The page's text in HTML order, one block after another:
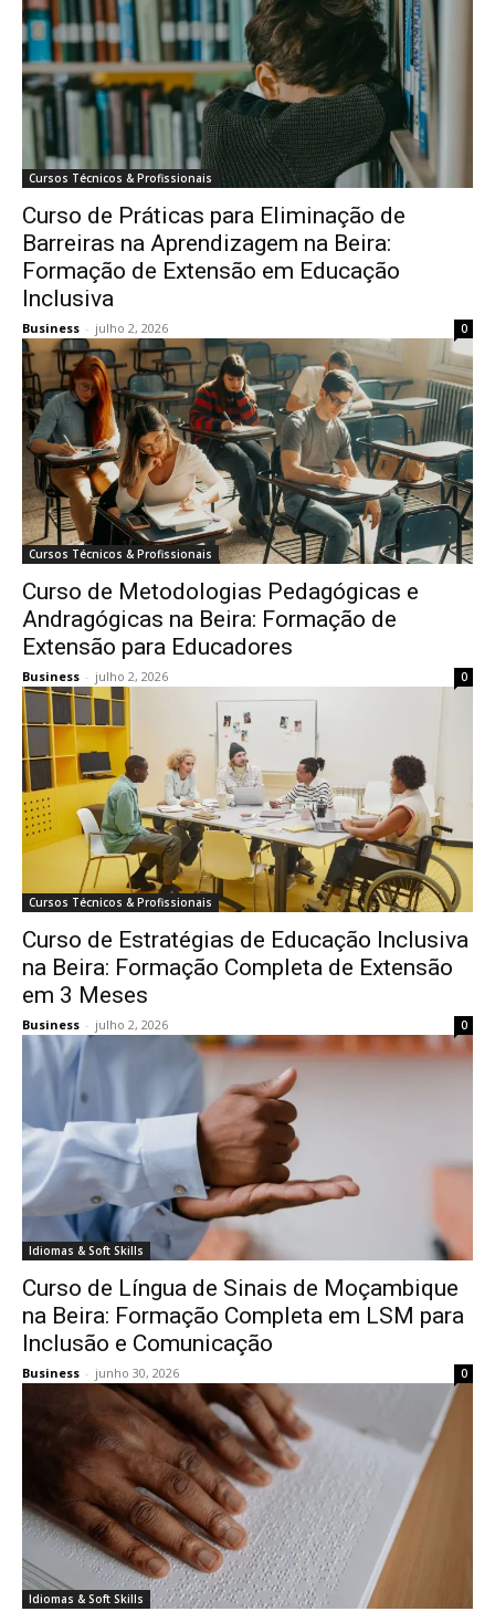
Cursos Técnicos & Profissionais
Curso de Práticas para Eliminação de
Barreiras na Aprendizagem na Beira:
Formação de Extensão em Educação
Inclusiva
Business - julho 2, 2026 0
Cursos Técnicos & Profissionais
Curso de Metodologias Pedagógicas e
Andragógicas na Beira: Formação de
Extensão para Educadores
Business - julho 2, 2026 0
Cursos Técnicos & Profissionais
Curso de Estratégias de Educação Inclusiva
na Beira: Formação Completa de Extensão
em 3 Meses
Business - julho 2, 2026 0
Idiomas & Soft Skills
Curso de Língua de Sinais de Moçambique
na Beira: Formação Completa em LSM para
Inclusão e Comunicação
Business - junho 30, 2026 0
Idiomas & Soft Skills